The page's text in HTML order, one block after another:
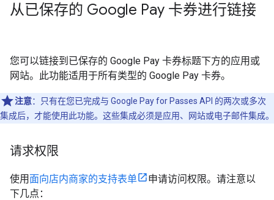
从已保存的 Google Pay 卡券进行链接
您可以链接到已保存的 Google Pay 卡券标题下方的应用或
网站。此功能适用于所有类型的 Google Pay 卡券。
注意：只有在您已完成与 Google Pay for Passes API 的两次或多次
集成后，才能使用此功能。这些集成必须是应用、网站或电子邮件集成。
请求权限
使用 面向店内商家的支持表单
申请访问权限。请注意以
下几点：